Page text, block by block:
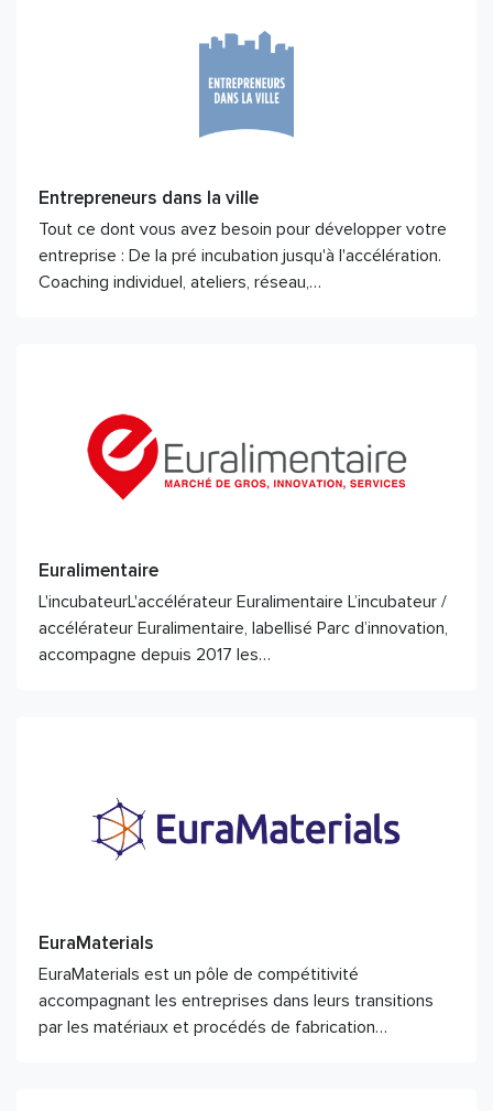
Entrepreneurs dans la ville
Tout ce dont vous avez besoin pour développer votre
entreprise : De la pré incubation jusqu'à l'accélération.
Coaching individuel, ateliers, réseau,…
Euralimentaire
L'incubateurL'accélérateur Euralimentaire L’incubateur /
accélérateur Euralimentaire, labellisé Parc d’innovation,
accompagne depuis 2017 les…
EuraMaterials
EuraMaterials est un pôle de compétitivité
accompagnant les entreprises dans leurs transitions
par les matériaux et procédés de fabrication…